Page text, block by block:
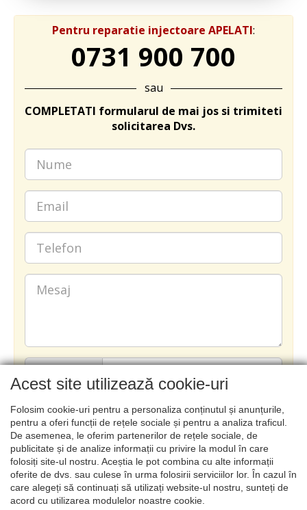
Pentru reparatie injectoare APELATI:
0731 900 700
sau
COMPLETATI formularul de mai jos si trimiteti
solicitarea Dvs.
TRIMITE
Acest site utilizează cookie-uri
Folosim cookie-uri pentru a personaliza conținutul și anunțurile,
pentru a oferi funcții de rețele sociale și pentru a analiza traficul.
De asemenea, le oferim partenerilor de rețele sociale, de
publicitate și de analize informații cu privire la modul în care
folosiți site-ul nostru. Aceștia le pot combina cu alte informații
oferite de dvs. sau culese în urma folosirii serviciilor lor. În cazul în
care alegeți să continuați să utilizați website-ul nostru, sunteți de
acord cu utilizarea modulelor noastre cookie.